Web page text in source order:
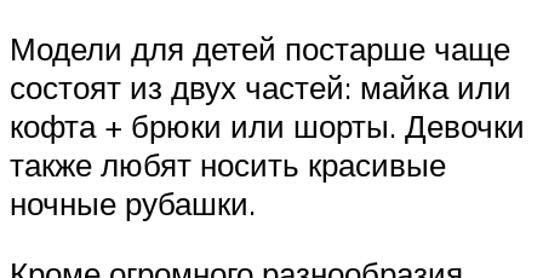
Модели для детей постарше чаще
состоят из двух частей: майка или
кофта + брюки или шорты. Девочки
также любят носить красивые
ночные рубашки.